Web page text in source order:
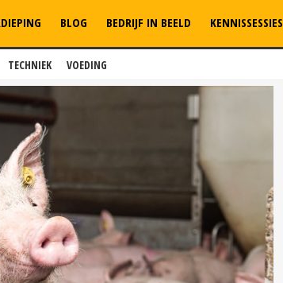
TECHNIEK VOEDING
BLOG BEDRIJF IN BEELD KENNISSESSIES